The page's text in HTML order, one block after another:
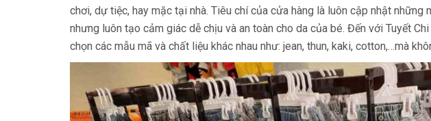
chơi, dự tiệc, hay mặc tại nhà. Tiêu chí của cửa hàng là luôn cập nhật những
nhưng luôn tạo cảm giác dễ chịu và an toàn cho da của bé. Đến với Tuyết
chọn các mẫu mã và chất liệu khác nhau như: jean, thun, kaki, cotton,…mà